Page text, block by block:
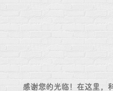
感谢您的光临！在这里，